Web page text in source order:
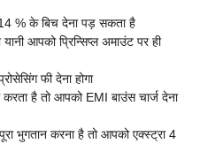
% के बिच देना पड़ सकता है
आपको प्रिन्सिप्ल अमाउंट पर ही
फी देना होगा
है तो आपको EMI बाउंस चार्ज देना
भुगतान करना है तो आपको एक्स्ट्रा 4